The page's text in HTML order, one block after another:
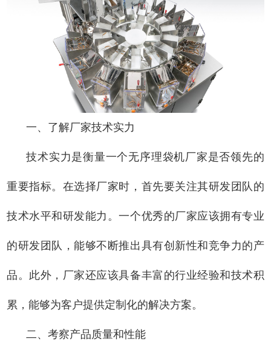
一、了解厂家技术实力
技术实力是衡量一个无序理袋机厂家是否领先的
重要指标。在选择厂家时，首先要关注其研发团队的
技术水平和研发能力。一个优秀的厂家应该拥有专业
的研发团队，能够不断推出具有创新性和竞争力的产
品。此外，厂家还应该具备丰富的行业经验和技术积
累，能够为客户提供定制化的解决方案。
二、考察产品质量和性能